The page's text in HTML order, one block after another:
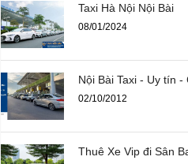
Taxi Hà Nội Nội Bài
08/01/2024
Nội Bài Taxi - Uy tín -
02/10/2012
Thuê Xe Vip đi Sân